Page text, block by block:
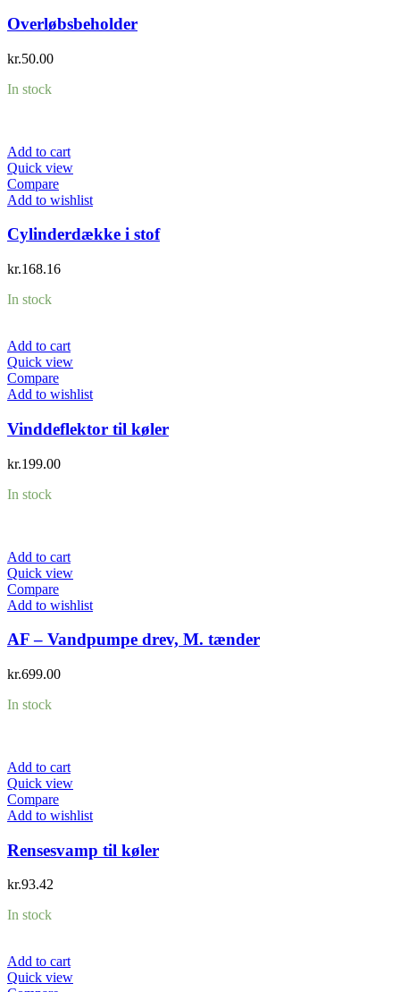
Overløbsbeholder
kr.50.00
In stock
Add to cart
Quick view
Compare
Add to wishlist
Cylinderdække i stof
kr.168.16
In stock
Add to cart
Quick view
Compare
Add to wishlist
Vinddeflektor til køler
kr.199.00
In stock
Add to cart
Quick view
Compare
Add to wishlist
AF – Vandpumpe drev, M. tænder
kr.699.00
In stock
Add to cart
Quick view
Compare
Add to wishlist
Rensesvamp til køler
kr.93.42
In stock
Add to cart
Quick view